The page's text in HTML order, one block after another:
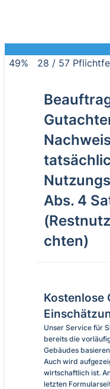
49% 28 / 57
Abs. 4
chten)
Kostenlose
Unser Service für
bereits die
Gebäudes
Auch wird
wirtschaftlich ist.
letzten